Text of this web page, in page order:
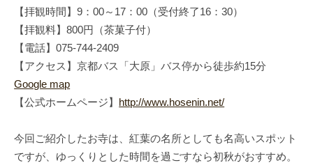
【拝観時間】9：00～17：00（受付終了16：30）
【拝観料】800円（茶菓子付）
【電話】075-744-2409
【アクセス】京都バス「大原」バス停から徒歩約15分
Google map
【公式ホームページ】 http://www.hosenin.net/
今回ご紹介したお寺は、紅葉の名所としても名高いスポット
ですが、ゆっくりとした時間を過ごすなら初秋がおすすめ。